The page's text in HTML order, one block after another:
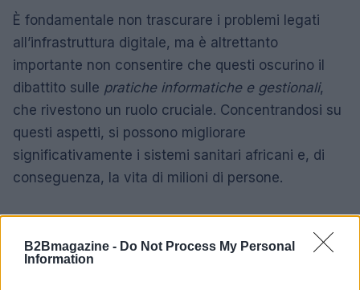
B2Bmagazine - Do Not Process My Personal
Information
È fondamentale non trascurare i problemi legati
all’infrastruttura digitale, ma è altrettanto
importante non consentire che questi oscurino il
dibattito sulle pratiche informatiche e gestionali,
che rivestono un ruolo cruciale. Concentrandosi su
questi aspetti, si possono migliorare
significativamente i sistemi sanitari africani e, di
conseguenza, la vita di milioni di persone.
AUTORE
Matteo Pellegrino